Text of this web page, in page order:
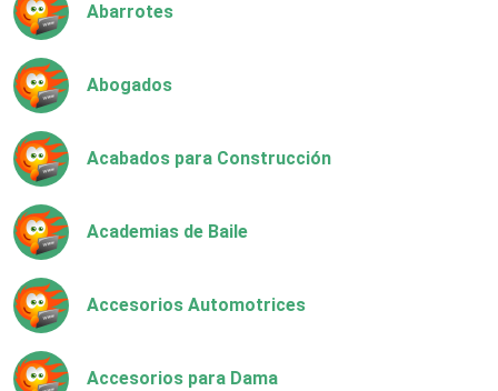
Abarrotes
Abogados
Acabados para Construcción
Academias de Baile
Accesorios Automotrices
Accesorios para Dama